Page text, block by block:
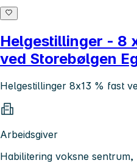
Helgestillinger - 8
ved Storebølgen
Helgestillinger 8x13 % fast
Arbeidsgiver
Habilitering voksne